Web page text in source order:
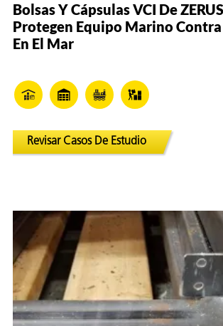
Bolsas Y Cápsulas VCI De
Protegen Equipo Marino
En El Mar
Revisar Casos De Estudio